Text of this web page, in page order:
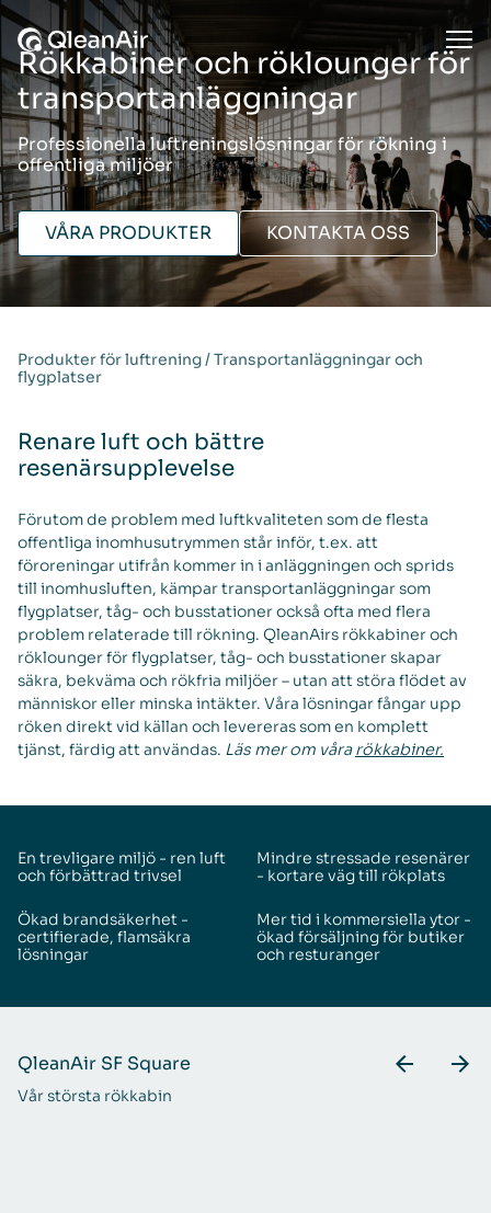
Hoppa till innehåll
Rökkabiner och röklounger för
transportanläggningar
Professionella luftreningslösningar för rökning i
offentliga miljöer
VÅRA PRODUKTER KONTAKTA OSS
Produkter för luftrening/Transportanläggningar och
flygplatser
Renare luft och bättre
resenärsupplevelse
Förutom de problem med luftkvaliteten som de flesta
offentliga inomhusutrymmen står inför, t.ex. att
föroreningar utifrån kommer in i anläggningen och sprids
till inomhusluften, kämpar transportanläggningar som
flygplatser, tåg- och busstationer också ofta med flera
problem relaterade till rökning. QleanAirs rökkabiner och
röklounger för flygplatser, tåg- och busstationer skapar
säkra, bekväma och rökfria miljöer – utan att störa flödet av
människor eller minska intäkter. Våra lösningar fångar upp
röken direkt vid källan och levereras som en komplett
tjänst, färdig att användas. Läs mer om vårarökkabiner.
En trevligare miljö - ren luft
och förbättrad trivsel
Mindre stressade resenärer
- kortare väg till rökplats
Ökad brandsäkerhet -
certifierade, flamsäkra
lösningar
Mer tid i kommersiella ytor -
ökad försäljning för butiker
och resturanger
QleanAir SF Square
Vår största rökkabin